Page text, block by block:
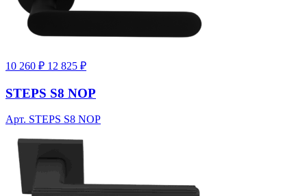
10 260 ₽ 12 825 ₽
STEPS S8 NOP
Арт. STEPS S8 NOP